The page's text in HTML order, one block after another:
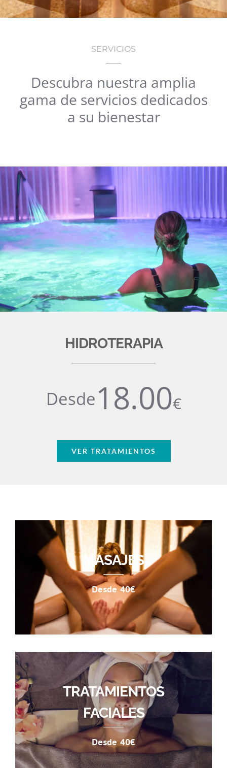
SERVICIOS
Descubra nuestra amplia
gama de servicios dedicados
a su bienestar
HIDROTERAPIA
Desde18.00€
VER TRATAMIENTOS
MASAJES
Desde 40€
TRATAMIENTOS
FACIALES
Desde 40€